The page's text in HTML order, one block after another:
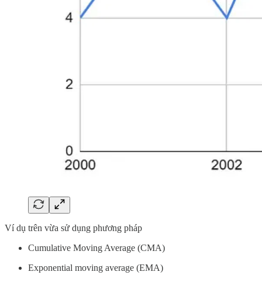
Ví dụ trên vừa sử dụng phương pháp
Cumulative Moving Average (CMA)
Exponential moving average (EMA)